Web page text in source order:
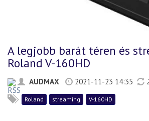
A legjobb barát téren és
Roland V-160HD
AUDMAX 2021-11-23 14:35
Roland streaming V-160HD